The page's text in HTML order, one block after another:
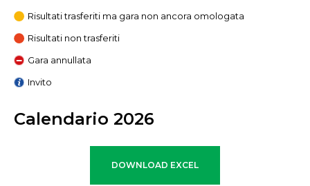
Risultati trasferiti ma gara non ancora omologata
Risultati non trasferiti
Gara annullata
Invito
Calendario 2026